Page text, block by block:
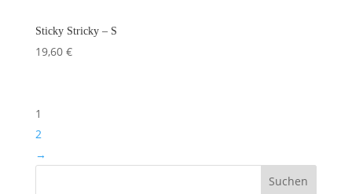
Sticky Stricky – S
19,60 €
1
2
→
Suchen